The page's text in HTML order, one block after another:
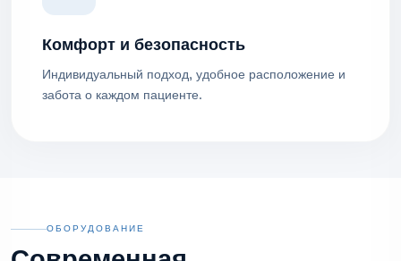
Комфорт и безопасность
Индивидуальный подход, удобное расположение и
забота о каждом пациенте.
ОБОРУДОВАНИЕ